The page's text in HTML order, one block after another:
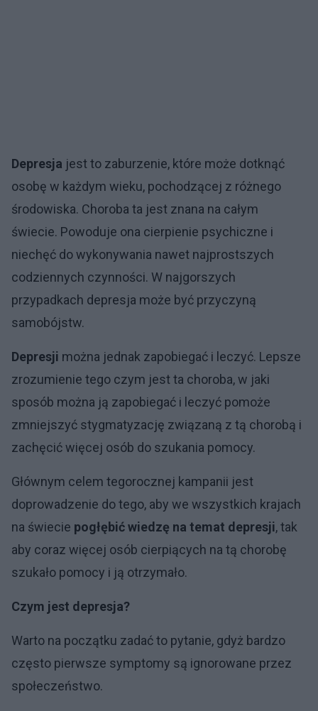
Depresja jest to zaburzenie, które może dotknąć
osobę w każdym wieku, pochodzącej z różnego
środowiska. Choroba ta jest znana na całym
świecie. Powoduje ona cierpienie psychiczne i
niechęć do wykonywania nawet najprostszych
codziennych czynności. W najgorszych
przypadkach depresja może być przyczyną
samobójstw.
Depresji można jednak zapobiegać i leczyć. Lepsze
zrozumienie tego czym jest ta choroba, w jaki
sposób można ją zapobiegać i leczyć pomoże
zmniejszyć stygmatyzację związaną z tą chorobą i
zachęcić więcej osób do szukania pomocy.
Głównym celem tegorocznej kampanii jest
doprowadzenie do tego, aby we wszystkich krajach
na świecie pogłębić wiedzę na temat depresji, tak
aby coraz więcej osób cierpiących na tą chorobę
szukało pomocy i ją otrzymało.
Czym jest depresja?
Warto na początku zadać to pytanie, gdyż bardzo
często pierwsze symptomy są ignorowane przez
społeczeństwo.